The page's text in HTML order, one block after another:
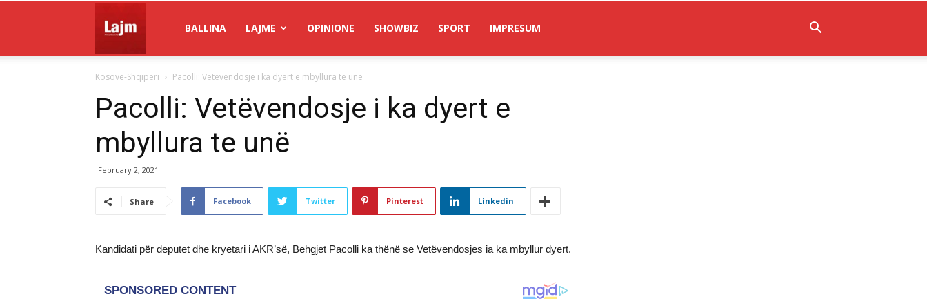
Lajm
BALLINA LAJME OPINIONE SHOWBIZ SPORT IMPRESUM
Kosovë-Shqipëri Pacolli: Vetëvendosje i ka dyert e mbyllura te unë
Pacolli: Vetëvendosje i ka dyert e
mbyllura te unë
February 2, 2021
Share Facebook Twitter Pinterest Linkedin
Kandidati për deputet dhe kryetari i AKR’së, Behgjet Pacolli ka thënë se Vetëvendosjes ia ka mbyllur dyert.